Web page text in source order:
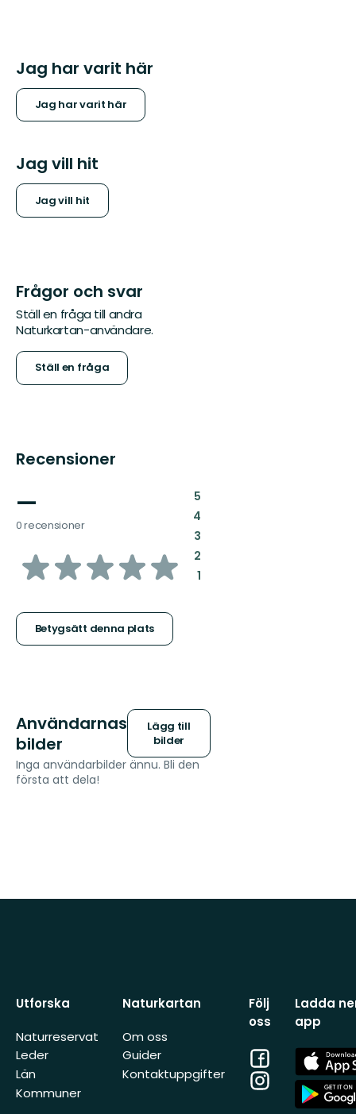
Jag har varit här
Jag har varit här
Jag vill hit
Jag vill hit
Frågor och svar
Ställ en fråga till andra
Naturkartan-användare.
Ställ en fråga
Recensioner
—
0 recensioner
av
stjärnor
Betygsätt denna plats
5:
4:
3:
2:
1:
Användarnas
bilder
Lägg till
bilder
Inga användarbilder ännu. Bli den
första att dela!
Utforska
Naturreservat
Leder
Län
Kommuner
Naturkartan
Om oss
Guider
Kontaktuppgifter
Följ
oss
Facebook
Instagram
Ladda
app
App
Store
App
Store